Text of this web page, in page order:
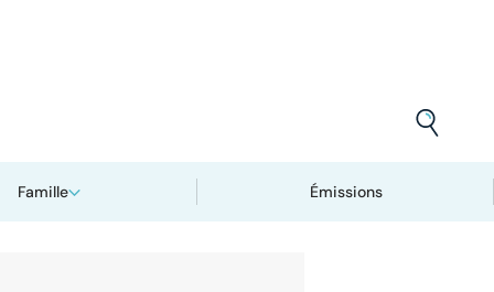
Famille Émissions